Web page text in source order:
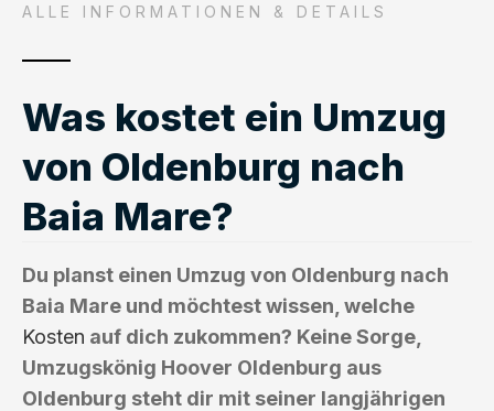
ALLE INFORMATIONEN & DETAILS
Was kostet ein Umzug
von Oldenburg nach
Baia Mare?
Du planst einen Umzug von Oldenburg nach
Baia Mare und möchtest wissen, welche
Kosten auf dich zukommen? Keine Sorge,
Umzugskönig Hoover Oldenburg aus
Oldenburg steht dir mit seiner langjährigen